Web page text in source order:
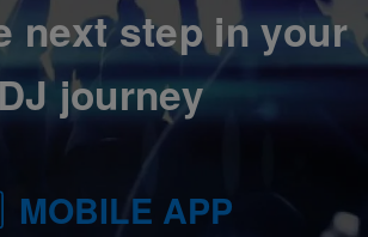
next step in your
DJ journey
MOBILE APP